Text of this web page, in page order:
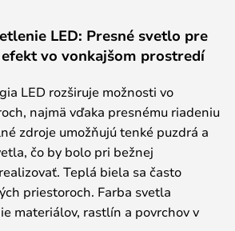
LED: Presné svetlo pre
vo vonkajšom prostredí
LED rozširuje možnosti vo
najmä vďaka presnému riadeniu
zdroje umožňujú tenké puzdrá a
čo by bolo pri bežnej
Teplá biela sa často
priestoroch. Farba svetla
materiálov, rastlín a povrchov v